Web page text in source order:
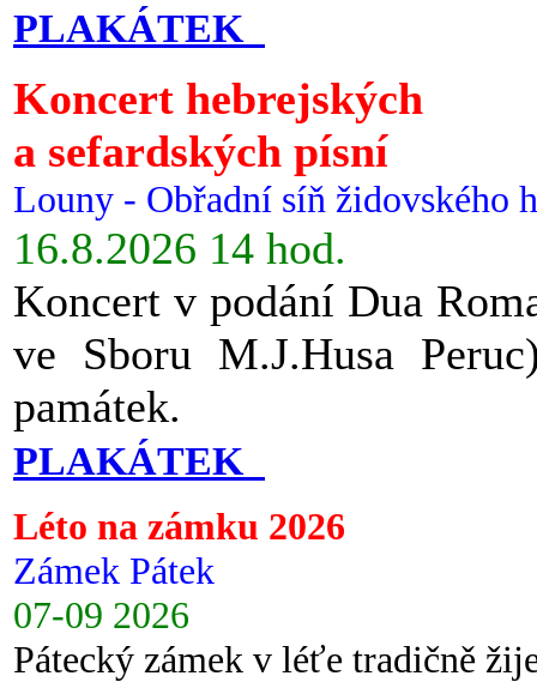
PLAKÁTEK
Koncert hebrejských
a sefardských písní
Louny - Obřadní síň židovského
16.8.2026 14 hod.
Koncert v podání Dua
ve Sboru M.J.Husa
památek.
PLAKÁTEK
Léto na zámku 2026
Zámek Pátek
07-09 2026
Pátecký zámek v léťe tradičně